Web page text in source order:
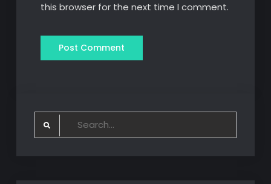
this browser for the next time I comment.
Search